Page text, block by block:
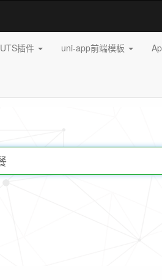
UTS插件 uni-app前端模板